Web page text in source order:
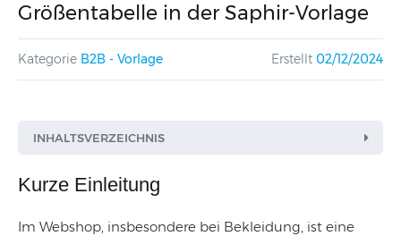
Größentabelle in der Saphir-Vorlage
Kategorie B2B - Vorlage Erstellt 02/12/2024
INHALTSVERZEICHNIS
Kurze Einleitung
Im Webshop, insbesondere bei Bekleidung, ist eine